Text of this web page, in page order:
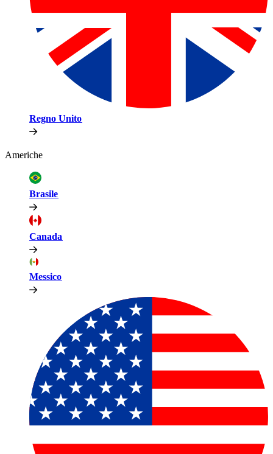
Regno Unito​​
Americhe​​
Brasile​​
Canada​​
Messico​​